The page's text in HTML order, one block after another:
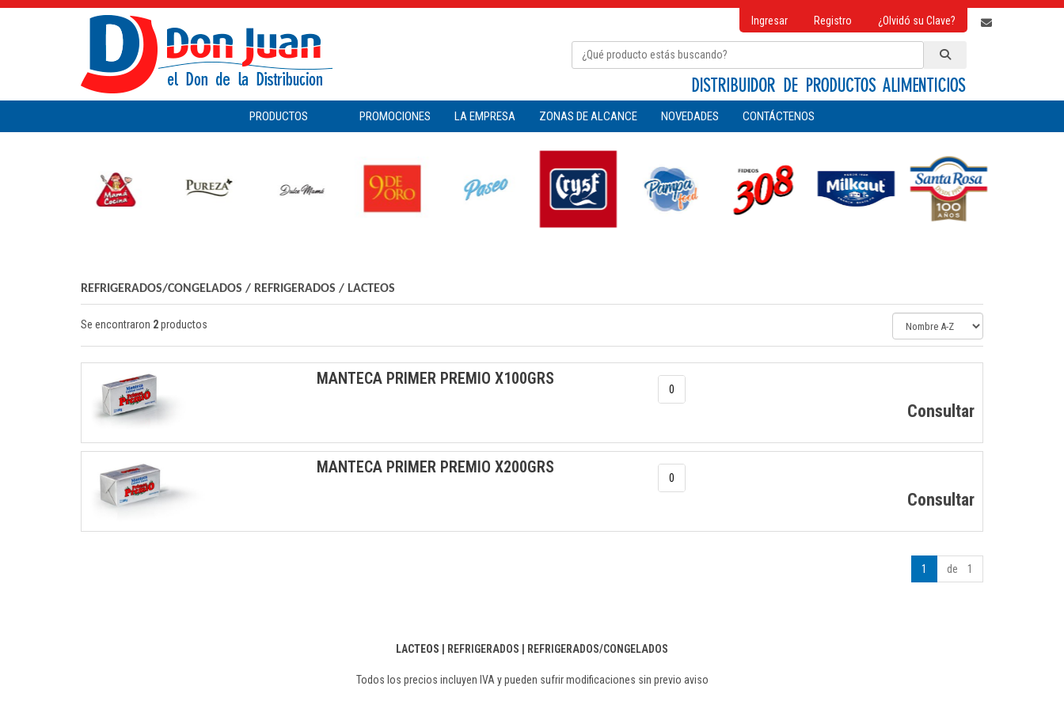
Ingresar Registro ¿Olvidó su Clave?
PRODUCTOS PROMOCIONES LA EMPRESA ZONAS DE ALCANCE NOVEDADES CONTÁCTENOS
REFRIGERADOS/CONGELADOS / REFRIGERADOS / LACTEOS
Se encontraron 2productos
MANTECA PRIMER PREMIO X100GRS
Consultar
MANTECA PRIMER PREMIO X200GRS
Consultar
1 de 1
LACTEOS REFRIGERADOS REFRIGERADOS/CONGELADOS
Todos los precios incluyen IVA y pueden sufrir modificaciones sin previo aviso